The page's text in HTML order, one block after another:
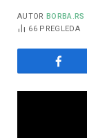
AUTOR BORBA.RS
66 PREGLEDA